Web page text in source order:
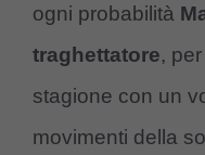
ogni probabilità
traghettatore,
stagione con un
movimenti della